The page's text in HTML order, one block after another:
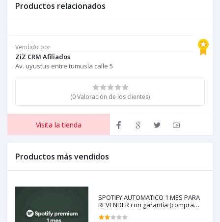
Vendido por
ZiZ CRM Afiliados
Av. uyustus entre tumusla calle 5
(0 Valoración de los clientes)
Visita la tienda
Productos más vendidos
SPOTIFY AUTOMATICO 1 MES PARA
REVENDER con garantía (compra
solo si tienes creditos)
Productos relacionados